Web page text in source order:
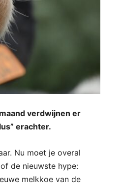
verdwijnen er
erachter.
Nu moet je overal
de nieuwste hype:
melkkoe van de